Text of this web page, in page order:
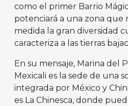
como el primer Barrio
potenciará a una zona que
medida la gran diversidad
caracteriza a las tierras
En su mensaje, Marina del
Mexicali es la sede de una
integrada por México y
es La Chinesca, donde